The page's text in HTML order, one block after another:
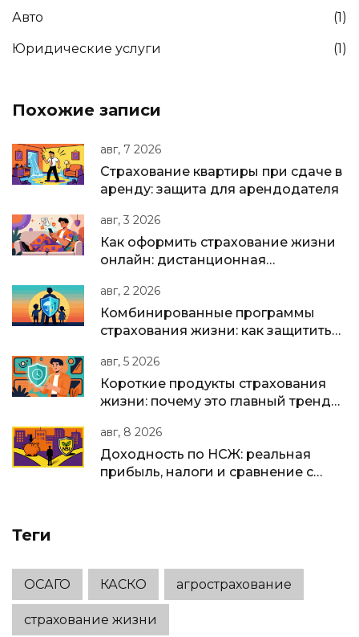
Авто (1)
Юридические услуги (1)
Похожие записи
авг, 7 2026
Страхование квартиры при сдаче в
аренду: защита для арендодателя
авг, 3 2026
Как оформить страхование жизни
онлайн: дистанционная
полиса
авг, 2 2026
Комбинированные программы
страхования жизни: как защитить
полисе
авг, 5 2026
Короткие продукты страхования
жизни: почему это главный тренд
авг, 8 2026
Доходность по НСЖ: реальная
прибыль, налоги и сравнение с
Теги
ОСАГО КАСКО агрострахование
страхование жизни